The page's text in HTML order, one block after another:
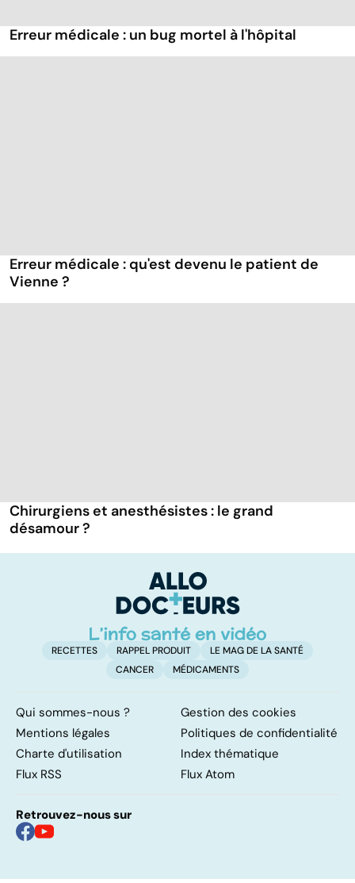
Erreur médicale : un bug mortel à l'hôpital
Erreur médicale : qu'est devenu le patient de
Vienne ?
Chirurgiens et anesthésistes : le grand
désamour ?
RECETTES RAPPEL PRODUIT
LE MAG DE LA SANTÉ
CANCER
MÉDICAMENTS
Qui sommes-nous ?
Gestion des cookies
Mentions légales
Politiques de confidentialité
Charte d'utilisation
Index thématique
Flux RSS
Flux Atom
Retrouvez-nous sur